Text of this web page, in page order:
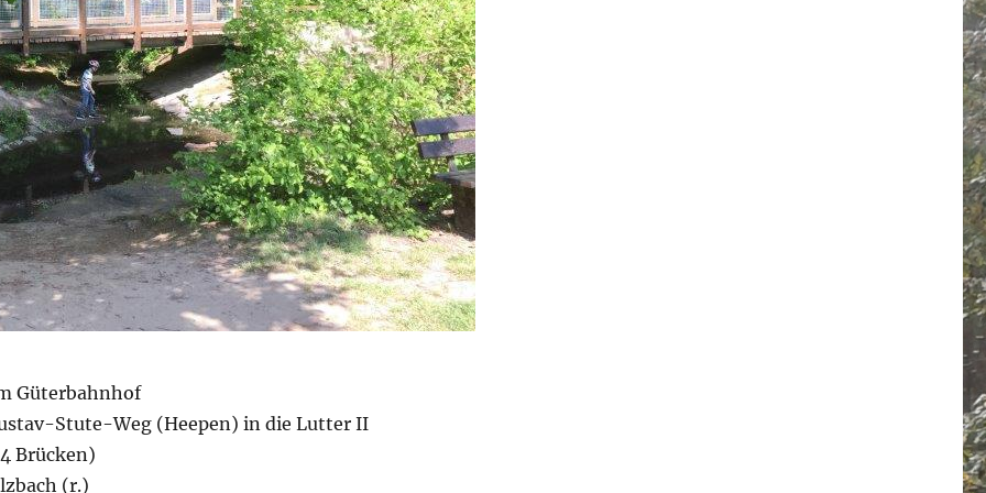
Güterbahnhof
Stute-Weg (Heepen) in die Lutter II
Brücken)
(r.)